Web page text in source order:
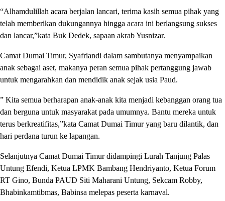
“Alhamdulillah acara berjalan lancari, terima kasih semua pihak yang
telah memberikan dukungannya hingga acara ini berlangsung sukses
dan lancar,”kata Buk Dedek, sapaan akrab Yusnizar.
Camat Dumai Timur, Syafriandi dalam sambutanya menyampaikan
anak sebagai aset, makanya peran semua pihak pertanggung jawab
untuk mengarahkan dan mendidik anak sejak usia Paud.
” Kita semua berharapan anak-anak kita menjadi kebanggan orang tua
dan berguna untuk masyarakat pada umumnya. Bantu mereka untuk
terus berkreatifitas,”kata Camat Dumai Timur yang baru dilantik, dan
hari perdana turun ke lapangan.
Selanjutnya Camat Dumai Timur didampingi Lurah Tanjung Palas
Untung Efendi, Ketua LPMK Bambang Hendriyanto, Ketua Forum
RT Gino, Bunda PAUD Siti Maharani Untung, Sekcam Robby,
Bhabinkamtibmas, Babinsa melepas peserta karnaval.